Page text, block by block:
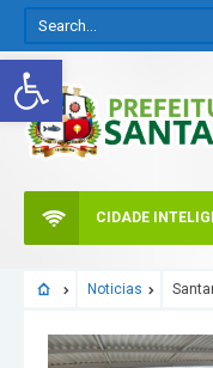
Abrir a barra de ferramentas
CIDADE
Noticias